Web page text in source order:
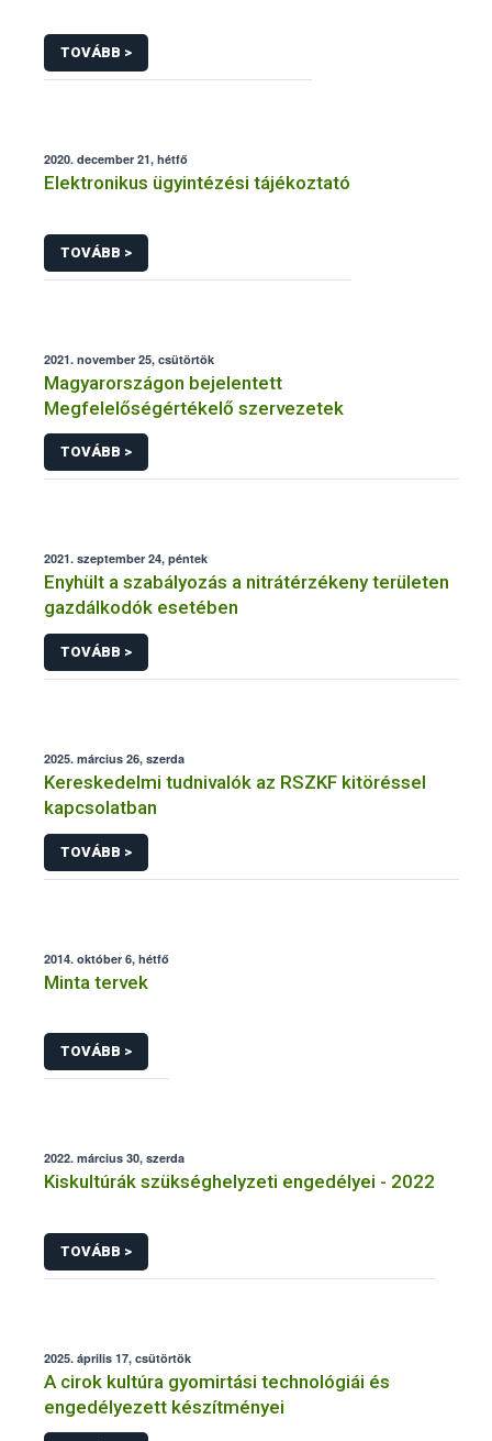
TOVÁBB >
2020. december 21, hétfő
Elektronikus ügyintézési tájékoztató
TOVÁBB >
2021. november 25, csütörtök
Magyarországon bejelentett
Megfelelőségértékelő szervezetek
TOVÁBB >
2021. szeptember 24, péntek
Enyhült a szabályozás a nitrátérzékeny területen
gazdálkodók esetében
TOVÁBB >
2025. március 26, szerda
Kereskedelmi tudnivalók az RSZKF kitöréssel
kapcsolatban
TOVÁBB >
2014. október 6, hétfő
Minta tervek
TOVÁBB >
2022. március 30, szerda
Kiskultúrák szükséghelyzeti engedélyei - 2022
TOVÁBB >
2025. április 17, csütörtök
A cirok kultúra gyomirtási technológiái és
engedélyezett készítményei